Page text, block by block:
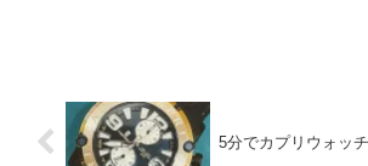
5分でカプリウォッ